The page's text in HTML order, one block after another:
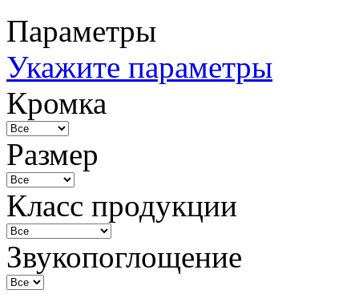
Параметры
Укажите параметры
Кромка
Размер
Класс продукции
Звукопоглощение